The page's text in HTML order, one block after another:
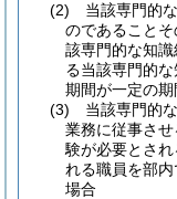
(2)
当該専門的
のであること
該専門的な知
る当該専門的
期間が一定の
(3)
当該専門的
業務に従事さ
験が必要とさ
れる職員を部
場合